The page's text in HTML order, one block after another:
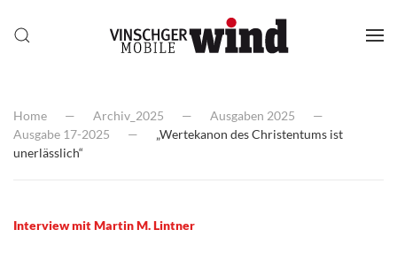
Home Archiv_2025
Ausgaben 2025
Ausgabe 17-2025
„Wertekanon des Christentums ist
unerlässlich“
Interview mit Martin M. Lintner